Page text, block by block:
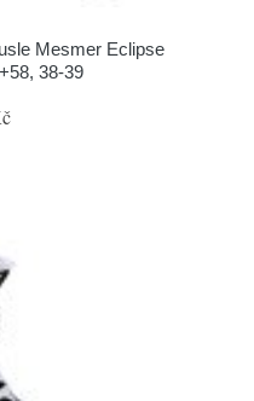
Mesmer Eclipse
38-39